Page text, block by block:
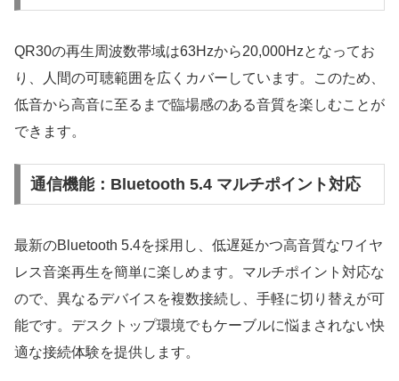
QR30の再生周波数帯域は63Hzから20,000Hzとなってお
り、人間の可聴範囲を広くカバーしています。このため、
低音から高音に至るまで臨場感のある音質を楽しむことが
できます。
通信機能：Bluetooth 5.4 マルチポイント対応
最新のBluetooth 5.4を採用し、低遅延かつ高音質なワイヤ
レス音楽再生を簡単に楽しめます。マルチポイント対応な
ので、異なるデバイスを複数接続し、手軽に切り替えが可
能です。デスクトップ環境でもケーブルに悩まされない快
適な接続体験を提供します。